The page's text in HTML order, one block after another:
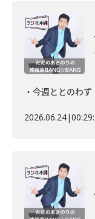
・今週ととのわ
2026.06.24|